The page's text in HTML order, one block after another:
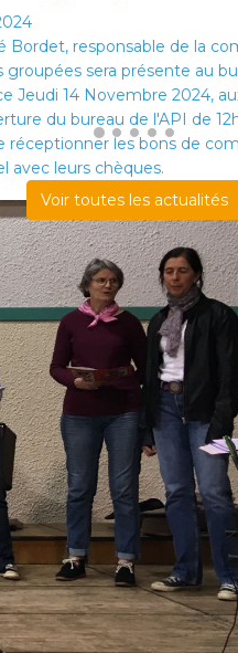
Bordet, responsable de la
groupées sera présente au
Jeudi 14 Novembre 2024,
du bureau de l'API de
réceptionner les bons de
avec leurs chèques.
Voir toutes les actualités